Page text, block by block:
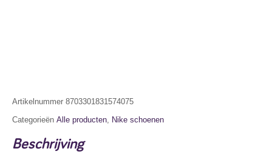
Artikelnummer 8703301831574075
Categorieën Alle producten, Nike schoenen
Beschrijving